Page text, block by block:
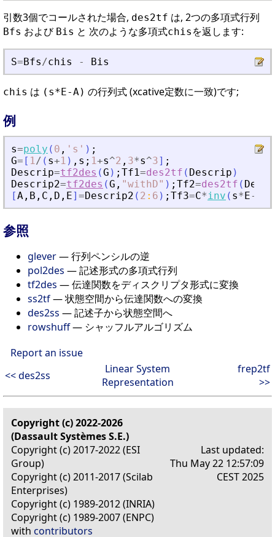
引数3個でコールされた場合, des2tf は, 2つの多項式行列
Bfs および Bis と 次のような多項式chis を返します:
S=Bfs/chis - Bis
chis は (s*E-A) の行列式 (xcative定数に一致)です;
例
s=poly ( 0 , ' s ' ) ;
G= [ 1/ ( s+1 ) , s ; 1+s^2 , 3*s^3] ;
Descrip=tf2des (G ) ; Tf1=des2tf ( Descrip )
Descrip2=tf2des (G , "withD" ) ; Tf2=des2tf (
[A , B , C , D , E] =Descrip2 ( 2 : 6 ) ; Tf3=C*inv ( s*E-
参照
glever— 行列ペンシルの逆
pol2des — 記述形式の多項式行列
tf2des — 伝達関数をディスクリプタ形式に変換
ss2tf— 状態空間から伝達関数への変換
des2ss — 記述子から状態空間へ
rowshuff— シャッフルアルゴリズム
Report an issue
<< des2ss
Linear System
Representation
frep2tf
>>
Copyright (c) 2022-2026
(Dassault Systèmes S.E.)
Copyright (c) 2017-2022 (ESI
Group)
Copyright (c) 2011-2017 (Scilab
Enterprises)
Copyright (c) 1989-2012 (INRIA)
Copyright (c) 1989-2007 (ENPC)
with contributors
Last updated:
Thu May 22 12:57:09
CEST 2025